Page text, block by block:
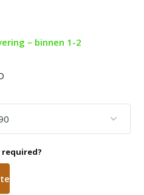
– binnen 1-2